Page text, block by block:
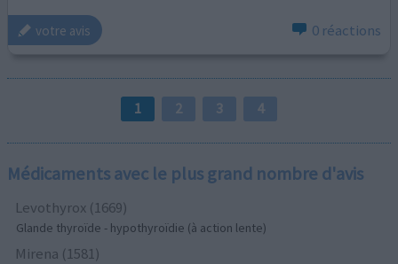
votre avis 0 réactions
1 2 3 4
Médicaments avec le plus grand nombre d'avis
Levothyrox (1669)
Glande thyroïde - hypothyroïdie (à action lente)
Mirena (1581)